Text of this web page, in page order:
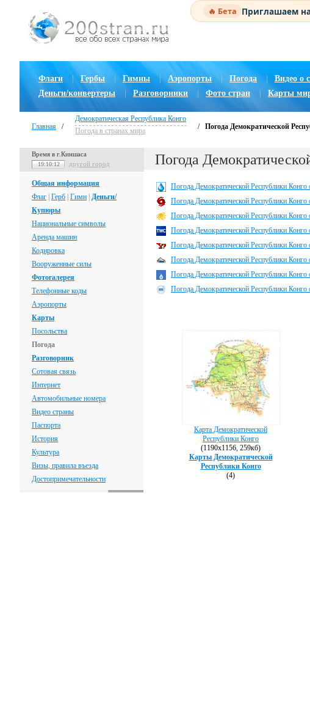
🔥 Бета Приглашаем
Флаги Гербы Гимны | Аэропорты Погода | Видео о
Деньги/конвертеры
Разговорники Фото стран Карты
Главная /
Демократическая Республика Конго
Погода в странах мира
/ Погода Демократической
Время в г.Киншаса
19:10:12 другой город
Общая информация
Флаг Герб Гимн Деньги/
Купюры
Национальные символы
Аренда машин
Кодировка
Вооруженные силы
Фотогалерея
Телефонные коды
Аэропорты
Карты
Посольства
Погода
Разговорник
Сотовая связь
Интернет
Автомобильные номера
Видео страны
Паспорта
История
Культура
Визы, правила въезда
Достопримечательности
Погода
Погода Демократической Республики Конго
Погода Демократической Республики Конго
Погода Демократической Республики Конго
Погода Демократической Республики Конго
Погода Демократической Республики Конго
Погода Демократической Республики Конго
Погода Демократической Республики
Погода Демократической Республики Конго
Карта Демократической
Республики Конго
(1190х1156, 259кб)
Карты Демократической
Республики Конго
(4)